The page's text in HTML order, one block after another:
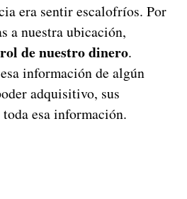
era sentir escalofríos. Por
a nuestra ubicación,
de nuestro dinero.
información de algún
adquisitivo, sus
esa información.